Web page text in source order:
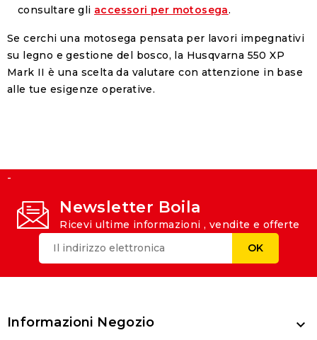
consultare gli accessori per motosega.
Se cerchi una motosega pensata per lavori impegnativi
su legno e gestione del bosco, la Husqvarna 550 XP
Mark II è una scelta da valutare con attenzione in base
alle tue esigenze operative.
-
Newsletter Boila
Ricevi ultime informazioni , vendite e offerte
Informazioni Negozio 